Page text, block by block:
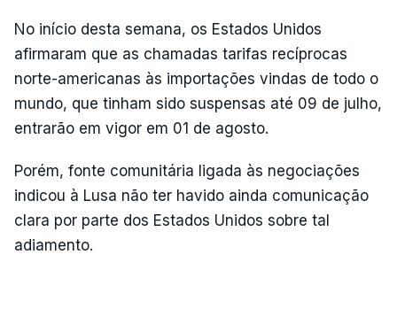
No início desta semana, os Estados Unidos
afirmaram que as chamadas tarifas recíprocas
norte-americanas às importações vindas de todo o
mundo, que tinham sido suspensas até 09 de julho,
entrarão em vigor em 01 de agosto.
Porém, fonte comunitária ligada às negociações
indicou à Lusa não ter havido ainda comunicação
clara por parte dos Estados Unidos sobre tal
adiamento.